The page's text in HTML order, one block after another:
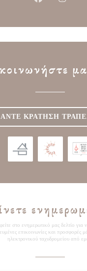
Facebook
ΚΡΆΤΗΣΗ
στο ενημερωτικό μας δελτίο για
επικοινωνίες και προσφορές
ηλεκτρονικού ταχυδρομείου από